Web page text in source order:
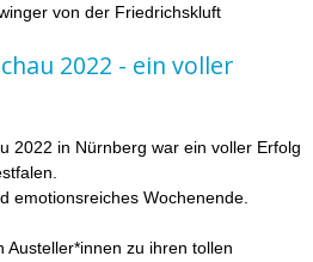
der Friedrichskluft
2022 - ein voller
2022 in Nürnberg war ein voller Erfolg
emotionsreiches Wochenende.
zu ihren tollen